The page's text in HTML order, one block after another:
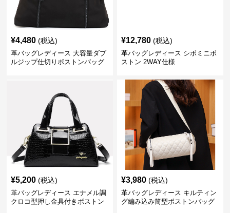
¥4,480 (税込)
革バッグレディース 大容量ダブ
ルジップ仕切りボストンバッグ
¥12,780 (税込)
革バッグレディース シボミニボ
ストン 2WAY仕様
¥5,200 (税込)
革バッグレディース エナメル調
クロコ型押し金具付きボストン
¥3,980 (税込)
革バッグレディース キルティン
グ編み込み筒型ボストンバッグ